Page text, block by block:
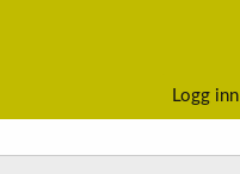
Logg inn